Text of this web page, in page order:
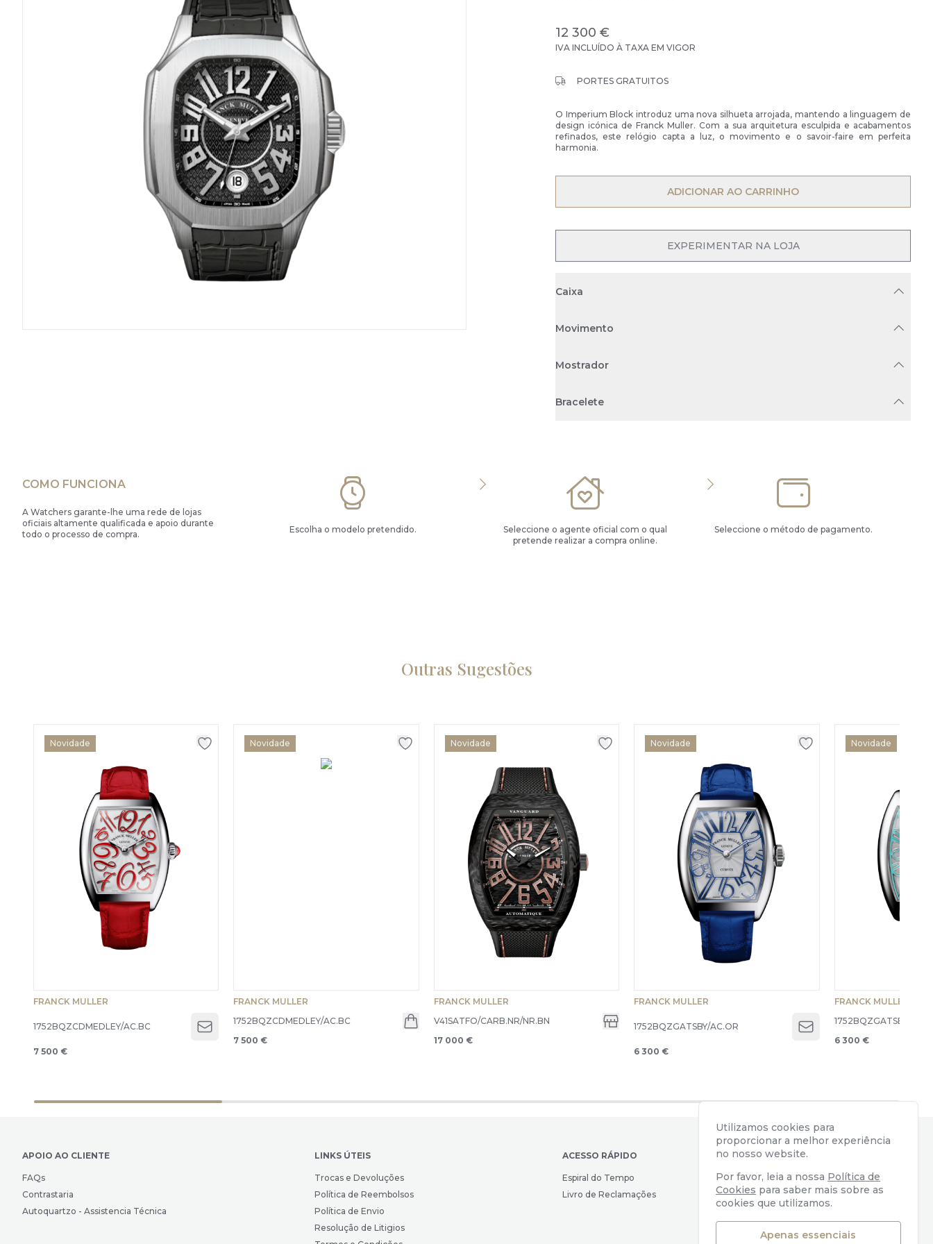
12 300 €
IVA INCLUÍDO À TAXA EM VIGOR
PORTES GRATUITOS
O Imperium Block introduz uma nova silhueta arrojada, mantendo a linguagem de
design icónica de Franck Muller. Com a sua arquitetura esculpida e acabamentos
refinados, este relógio capta a luz, o movimento e o savoir-faire em perfeita
harmonia.
OPEN MENU
ADICIONAR AO CARRINHO
OPEN MENU
EXPERIMENTAR NA LOJA
Caixa
Movimento
Mostrador
Bracelete
COMO FUNCIONA
A Watchers garante-lhe uma rede de lojas
oficiais altamente qualificada e apoio durante
todo o processo de compra.
Escolha o modelo pretendido.
Seleccione o agente oficial com o qual
pretende realizar a compra online.
Seleccione o método de pagamento.
Outras Sugestões
Novidade
FRANCK MULLER
1752BQZCDMEDLEY/AC.BC
Open menu
7 500 €
Novidade
FRANCK MULLER
1752BQZCDMEDLEY/AC.BC
7 500 €
Novidade
FRANCK MULLER
V41SATFO/CARB.NR/NR.BN
17 000 €
Novidade
FRANCK MULLER
1752BQZGATSBY/AC.OR
Open menu
6 300 €
Novidade
FRANCK MULLER
1752BQZGATSBY/
6 300 €
APOIO AO CLIENTE
FAQs
Contrastaria
Autoquartzo - Assistencia Técnica
LINKS ÚTEIS
Trocas e Devoluções
Política de Reembolsos
Política de Envio
Resolução de Litigios
ACESSO RÁPIDO
Espiral do Tempo
Livro de Reclamações
CONTACTOS
Av. Almirante Reis, 39
1169-039 Lisboa, Portugal
+351 218 110 890
Utilizamos cookies para
proporcionar a melhor experiência
no nosso website.
Por favor, leia a nossa Política de
Cookies para saber mais sobre as
cookies que utilizamos.
Apenas essenciais